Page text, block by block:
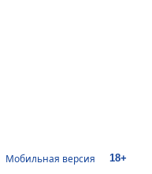
Мобильная версия 18+